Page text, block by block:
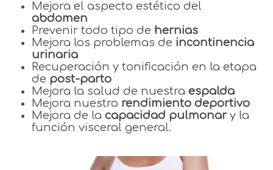
Mejora el aspecto estético del
abdomen
Prevenir todo tipo de hernias
Mejora los problemas de incontinencia
urinaria
Recuperación y tonificación en la etapa
de post-parto
Mejora la salud de nuestra espalda
Mejora nuestro rendimiento deportivo
Mejora de la capacidad pulmonary la
función visceral general.